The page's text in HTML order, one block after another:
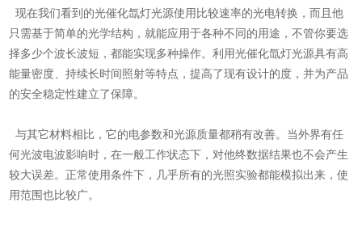
现在我们看到的光催化氙灯光源使用比较速率的光电转换，而且他
只需基于简单的光学结构，就能应用于各种不同的用途，不管你要选
择多少个波长波短，都能实现多种操作。利用光催化氙灯光源具有高
能量密度、持续长时间照射等特点，提高了现有设计的度，并为产品
的安全稳定性建立了保障。
与其它材料相比，它的电参数和光源质量都稍有改善。当外界有任
何光波电波影响时，在一般工作状态下，对他终数据结果也不会产生
较大误差。正常使用条件下，几乎所有的光照实验都能模拟出来，使
用范围也比较广。